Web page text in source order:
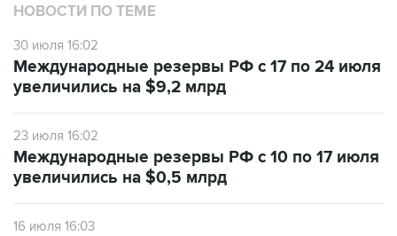
НОВОСТИ ПО ТЕМЕ
30 июля 16:02
Международные резервы РФ с 17 по 24 июля
увеличились на $9,2 млрд
23 июля 16:02
Международные резервы РФ с 10 по 17 июля
увеличились на $0,5 млрд
16 июля 16:03